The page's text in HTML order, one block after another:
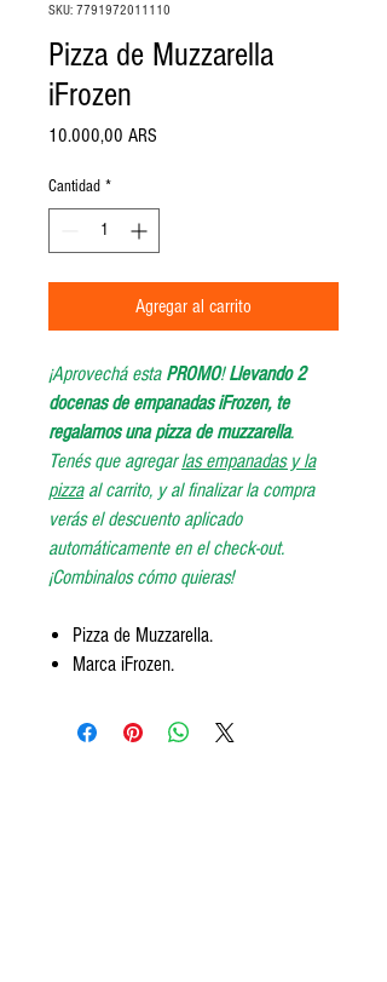
SKU: 7791972011110
Pizza de Muzzarella
iFrozen
10.000,00 ARS
Cantidad *
Agregar al carrito
¡Aprovechá esta PROMO!Llevando 2
docenas de empanadas iFrozen, te
regalamos una pizza de muzzarella.
Tenés que agregarlas empanadas y la
pizzaal carrito, y al finalizar la compra
verás el descuento aplicado
automáticamente en el check-out.
¡Combinalos cómo quieras!
Pizza de Muzzarella.
Marca iFrozen.